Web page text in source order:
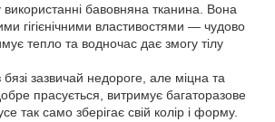
використанні бавовняна тканина. Вона
гігієнічними властивостями — чудово
тепло та водночас дає змогу тілу
бязі зазвичай недороге, але міцна та
прасується, витримує багаторазове
так само зберігає свій колір і форму.